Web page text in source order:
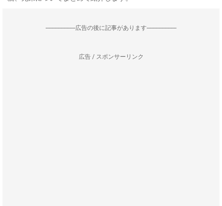
--------------------広告の後に記事があります--------------------
広告 / スポンサーリンク